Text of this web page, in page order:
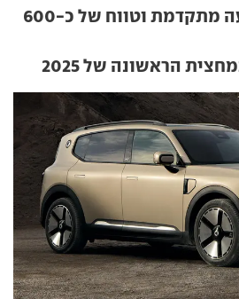
עם מערכת הנעה מתקדמת וטווח של כ-600
הראשונה של 2025